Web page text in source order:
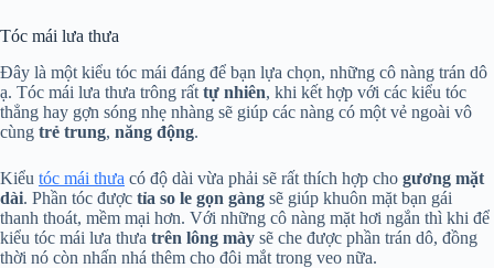
Tóc mái lưa thưa
Đây là một kiểu tóc mái đáng để bạn lựa chọn, những cô nàng trán dô
ạ. Tóc mái lưa thưa trông rất tự nhiên, khi kết hợp với các kiểu tóc
thẳng hay gợn sóng nhẹ nhàng sẽ giúp các nàng có một vẻ ngoài vô
cùng trẻ trung, năng động.
Kiểu tóc mái thưa có độ dài vừa phải sẽ rất thích hợp cho gương mặt
dài. Phần tóc được tỉa so le gọn gàng sẽ giúp khuôn mặt bạn gái
thanh thoát, mềm mại hơn. Với những cô nàng mặt hơi ngắn thì khi để
kiểu tóc mái lưa thưa trên lông mày sẽ che được phần trán dô, đồng
thời nó còn nhấn nhá thêm cho đôi mắt trong veo nữa.